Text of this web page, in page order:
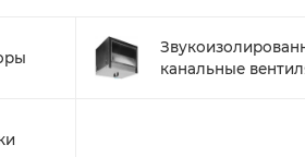
канальные